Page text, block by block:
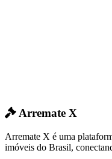
Arremate X
Arremate X é uma
imóveis do Brasil,